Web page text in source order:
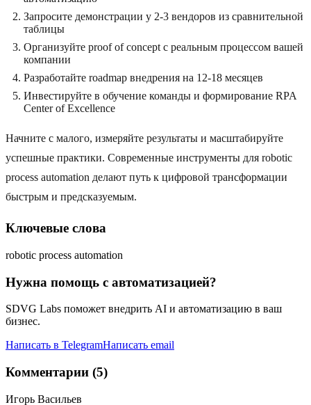
Запросите демонстрации у 2-3 вендоров из сравнительной
таблицы
Организуйте proof of concept с реальным процессом вашей
компании
Разработайте roadmap внедрения на 12-18 месяцев
Инвестируйте в обучение команды и формирование RPA
Center of Excellence
Начните с малого, измеряйте результаты и масштабируйте
успешные практики. Современные инструменты для robotic
process automation делают путь к цифровой трансформации
быстрым и предсказуемым.
Ключевые слова
robotic process automation
Нужна помощь с автоматизацией?
SDVG Labs поможет внедрить AI и автоматизацию в ваш
бизнес.
Написать в TelegramНаписать email
Комментарии (5)
Игорь Васильев